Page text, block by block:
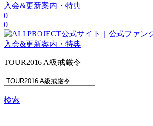
入会&更新案内・特典
0
0
入会&更新案内・特典
TOUR2016 A級戒厳令
検索